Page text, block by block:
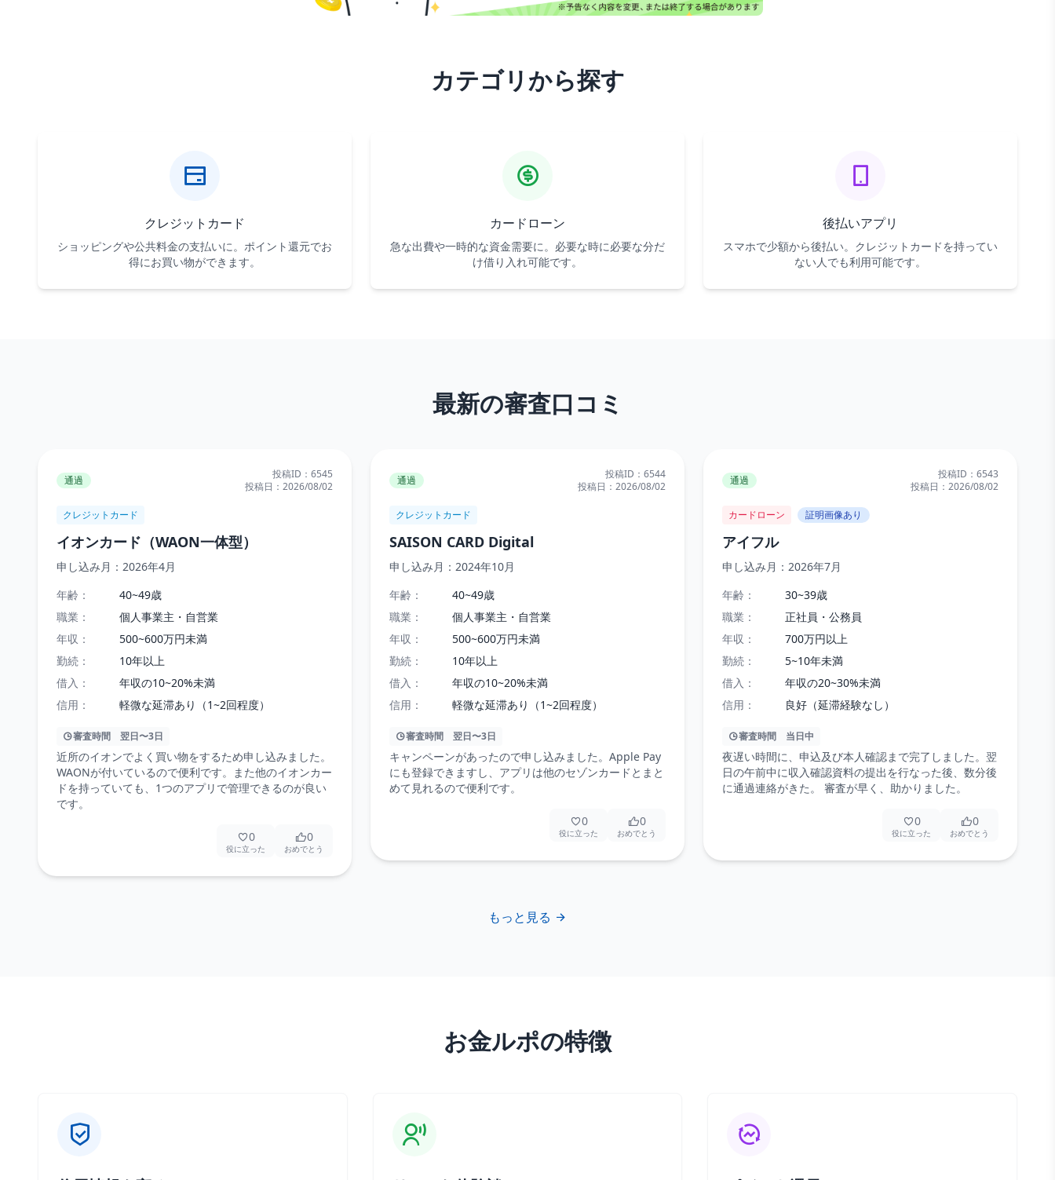
カテゴリから探す
クレジットカード
ショッピングや公共料金の支払いに。ポイント還元でお
得にお買い物ができます。
カードローン
急な出費や一時的な資金需要に。必要な時に必要な分だ
け借り入れ可能です。
後払いアプリ
スマホで少額から後払い。クレジットカードを持ってい
ない人でも利用可能です。
最新の審査口コミ
通過 投稿ID： 6545
投稿日： 2026/08/02
クレジットカード
イオンカード（WAON一体型）
申し込み月： 2026年4月
年齢：
40~49歳
職業：
個人事業主・自営業
年収：
500~600万円未満
勤続：
10年以上
借入：
年収の10~20%未満
信用：
軽微な延滞あり（1~2回程度）
審査時間 翌日〜3日
近所のイオンでよく買い物をするため申し込みました。
WAONが付いているので便利です。また他のイオンカー
ドを持っていても、1つのアプリで管理できるのが良い
です。
0
役に立った
0
おめでとう
通過 投稿ID： 6544
投稿日： 2026/08/02
クレジットカード
SAISON CARD Digital
申し込み月： 2024年10月
年齢：
40~49歳
職業：
個人事業主・自営業
年収：
500~600万円未満
勤続：
10年以上
借入：
年収の10~20%未満
信用：
軽微な延滞あり（1~2回程度）
審査時間 翌日〜3日
キャンペーンがあったので申し込みました。Apple Pay
にも登録できますし、アプリは他のセゾンカードとまと
めて見れるので便利です。
0
役に立った
0
おめでとう
通過 投稿ID： 6543
投稿日： 2026/08/02
カードローン 証明画像あり
アイフル
申し込み月： 2026年7月
年齢：
30~39歳
職業：
正社員・公務員
年収：
700万円以上
勤続：
5~10年未満
借入：
年収の20~30%未満
信用：
良好（延滞経験なし）
審査時間 当日中
夜遅い時間に、申込及び本人確認まで完了しました。翌
日の午前中に収入確認資料の提出を行なった後、数分後
に通過連絡がきた。 審査が早く、助かりました。
0
役に立った
0
おめでとう
もっと見る
お金ルポの特徴